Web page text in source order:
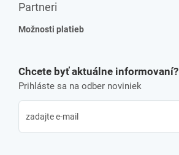
Partneri
Možnosti platieb
Chcete byť aktuálne informovaní?
Prihláste sa na odber noviniek